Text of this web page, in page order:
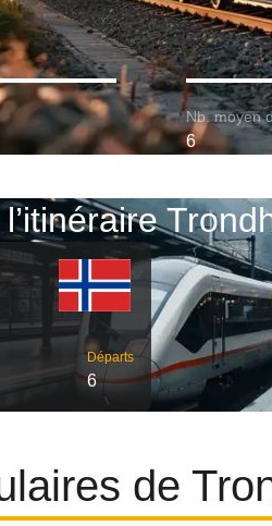
Nb. moyen
6
Départs
6
de